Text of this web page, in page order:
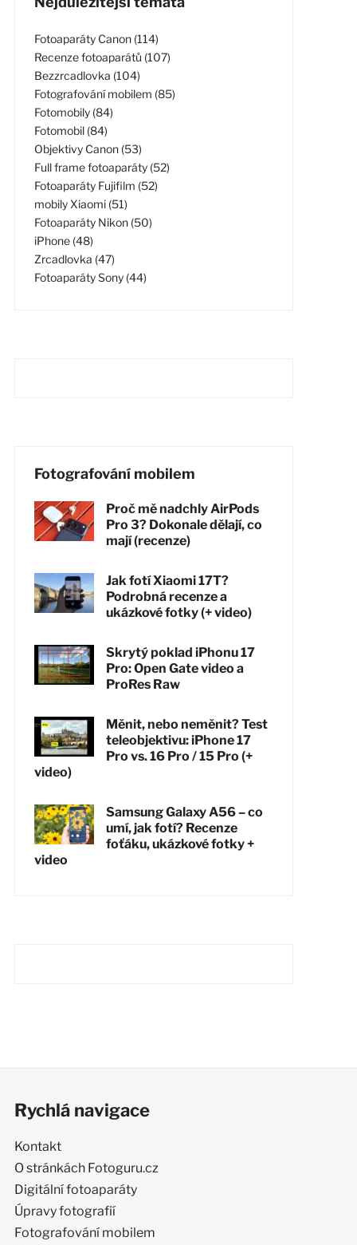
Fotoaparáty Canon (114)
Recenze fotoaparátů (107)
Bezzrcadlovka (104)
Fotografování mobilem (85)
Fotomobily (84)
Fotomobil (84)
Objektivy Canon (53)
Full frame fotoaparáty (52)
Fotoaparáty Fujifilm (52)
mobily Xiaomi (51)
Fotoaparáty Nikon (50)
iPhone (48)
Zrcadlovka (47)
Fotoaparáty Sony (44)
Fotografování mobilem
Proč mě nadchly AirPods
Pro 3? Dokonale dělají, co
mají (recenze)
Jak fotí Xiaomi 17T?
Podrobná recenze a
ukázkové fotky (+ video)
Skrytý poklad iPhonu 17
Pro: Open Gate video a
ProRes Raw
Měnit, nebo neměnit? Test
teleobjektivu: iPhone 17
Pro vs. 16 Pro / 15 Pro (+
video)
Samsung Galaxy A56 – co
umí, jak fotí? Recenze
foťáku, ukázkové fotky +
video
Rychlá navigace
Kontakt
O stránkách Fotoguru.cz
Digitální fotoaparáty
Úpravy fotografií
Fotografování mobilem